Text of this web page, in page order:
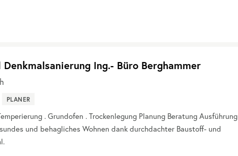
Ing.- Büro Berghammer
PLANER
. Grundofen . Trockenlegung Planung Beratung Ausführung
und behagliches Wohnen dank durchdachter Baustoff- und